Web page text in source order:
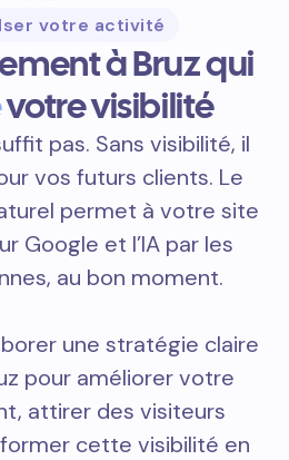
votre activité
à Bruz qui
votre visibilité
pas. Sans visibilité, il
vos futurs clients. Le
permet à votre site
Google et l’IA par les
au bon moment.
une stratégie claire
pour améliorer votre
attirer des visiteurs
cette visibilité en